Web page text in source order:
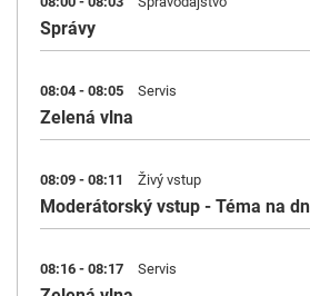
Správy
08:04 - 08:05 Servis
Zelená vlna
08:09 - 08:11 Živý vstup
Moderátorský vstup - Téma na
08:16 - 08:17 Servis